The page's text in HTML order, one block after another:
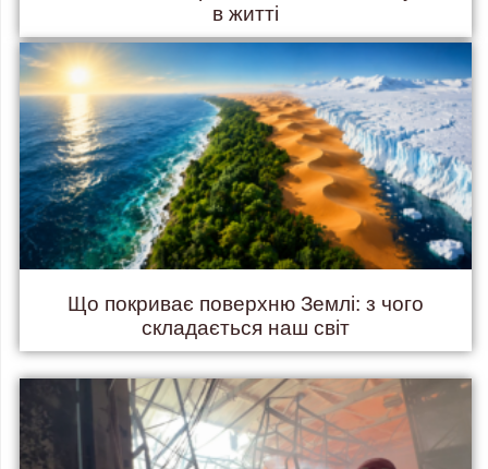
в житті
Що покриває поверхню Землі: з чого
складається наш світ